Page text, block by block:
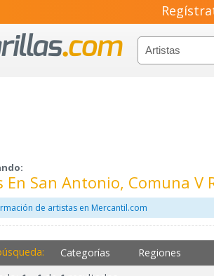
San Antonio, Comuna V
de artistas en Mercantil.com
Categorías Regiones